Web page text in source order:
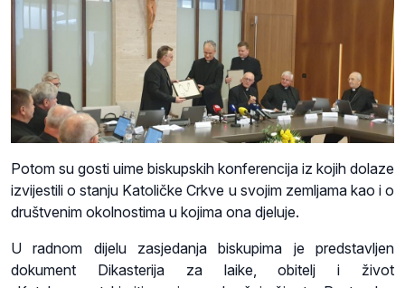
Potom su gosti uime biskupskih konferencija iz kojih dolaze
izvijestili o stanju Katoličke Crkve u svojim zemljama kao i o
društvenim okolnostima u kojima ona djeluje.
U radnom dijelu zasjedanja biskupima je predstavljen
dokument Dikasterija za laike, obitelj i život